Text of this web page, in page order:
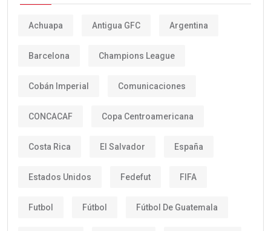
Achuapa Antigua GFC Argentina
Barcelona Champions League
Cobán Imperial Comunicaciones
CONCACAF Copa Centroamericana
Costa Rica El Salvador España
Estados Unidos Fedefut FIFA
Futbol Fútbol Fútbol De Guatemala